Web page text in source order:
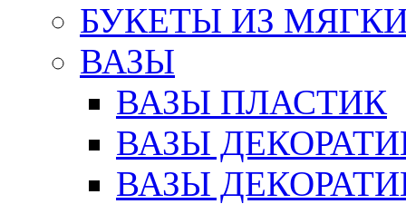
БУКЕТЫ ИЗ
ВАЗЫ
ВАЗЫ ПЛАСТИК
ВАЗЫ
ВАЗЫ